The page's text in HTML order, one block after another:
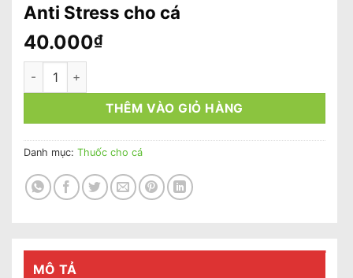
Anti Stress cho cá
40.000₫
Anti Stress cho cá số lượng
THÊM VÀO GIỎ HÀNG
Danh mục: Thuốc cho cá
MÔ TẢ